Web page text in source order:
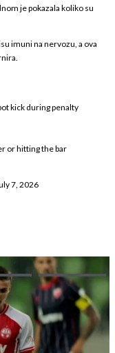
je pokazala koliko su
imuni na nervozu, a ova
kick during penalty
or hitting the bar
7, 2026